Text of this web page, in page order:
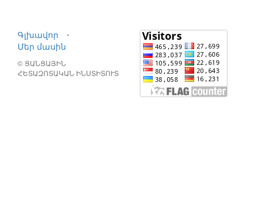
Գլխավոր
⋅
Մեր մասին
© ՑԱՆՑԱՅԻՆ
ՀԵՏԱԶՈՏԱԿԱՆ ԻՆՍՏԻՏՈՒՏ